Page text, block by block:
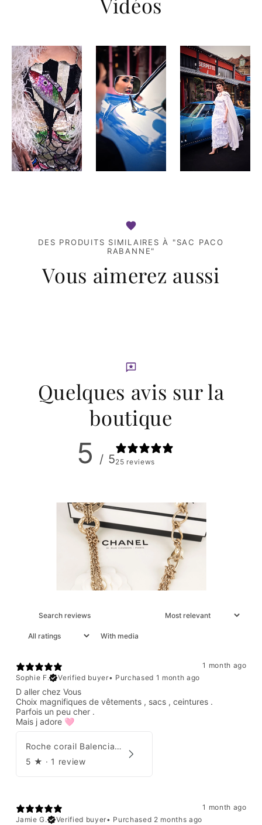
DES PRODUITS SIMILAIRES À "SAC PACO
RABANNE"
Vous aimerez aussi
Quelques avis sur la
boutique
5 / 525 reviews
With media
1 month ago
Sophie F.
Verified buyer• Purchased 1 month ago
D aller chez Vous
Choix magnifiques de vêtements , sacs , ceintures .
Parfois un peu cher .
Mais j adore 🩷
Roche corail Balenciaga 2006
5 ★ · 1 review
1 month ago
Jamie G.
Verified buyer• Purchased 2 months ago